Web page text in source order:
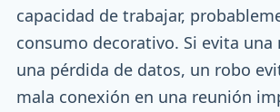
capacidad de trabajar,
consumo decorativo. Si evita una
una pérdida de datos, un robo
mala conexión en una reunión